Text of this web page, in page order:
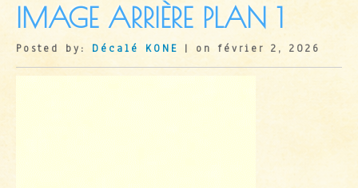
IMAGE ARRIÈRE PLAN 1
Posted by: Décalé KONE | on février 2, 2026